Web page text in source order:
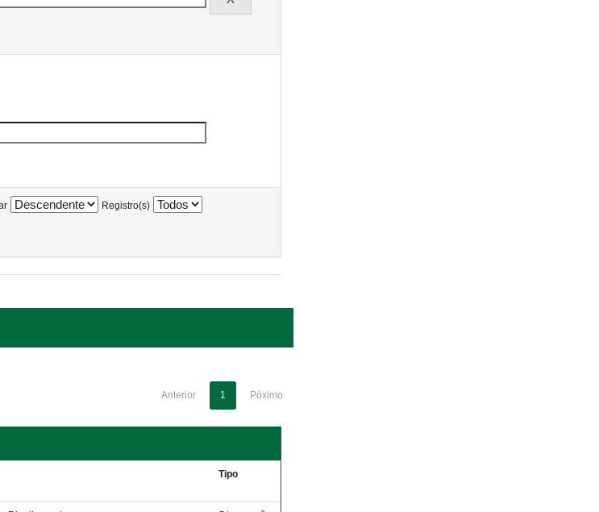
Registro(s)
Anterior 1 Póximo
Tipo